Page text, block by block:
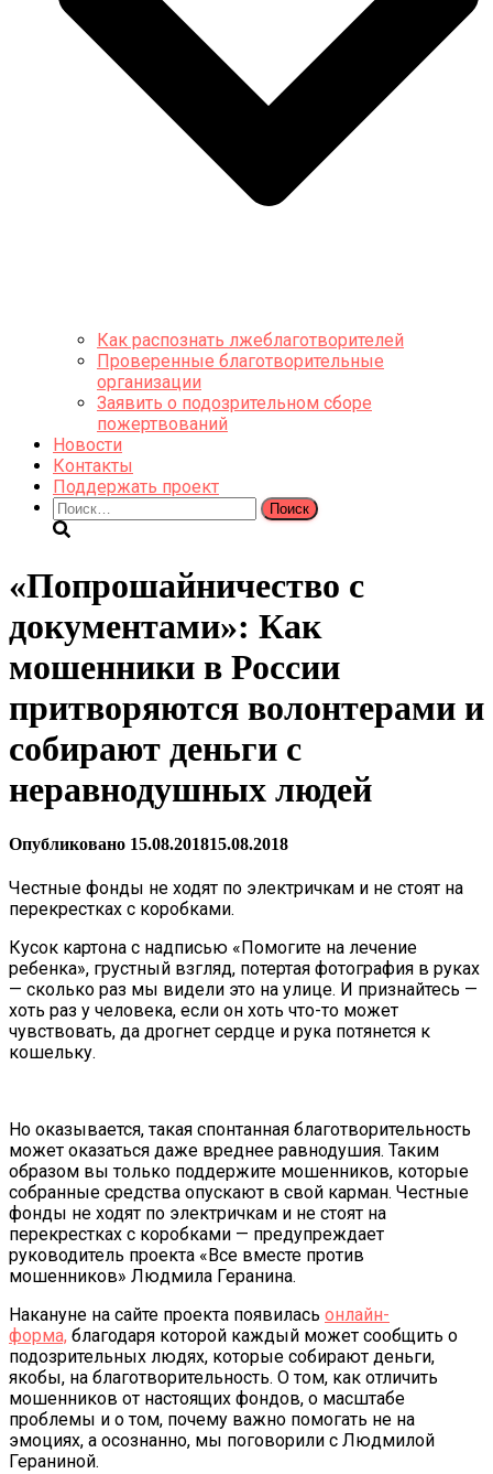
Как распознать лжеблаготворителей
Проверенные благотворительные
организации
Заявить о подозрительном сборе
пожертвований
Новости
Контакты
Поддержать проект
Найти:
«Попрошайничество с
документами»: Как
мошенники в России
притворяются волонтерами и
собирают деньги с
неравнодушных людей
Опубликовано 15.08.201815.08.2018
Честные фонды не ходят по электричкам и не стоят на
перекрестках с коробками.
Кусок картона с надписью «Помогите на лечение
ребенка», грустный взгляд, потертая фотография в руках
— сколько раз мы видели это на улице. И признайтесь —
хоть раз у человека, если он хоть что-то может
чувствовать, да дрогнет сердце и рука потянется к
кошельку.
Но оказывается, такая спонтанная благотворительность
может оказаться даже вреднее равнодушия. Таким
образом вы только поддержите мошенников, которые
собранные средства опускают в свой карман. Честные
фонды не ходят по электричкам и не стоят на
перекрестках с коробками — предупреждает
руководитель проекта «Все вместе против
мошенников» Людмила Геранина.
Накануне на сайте проекта появилась онлайн-
форма, благодаря которой каждый может сообщить о
подозрительных людях, которые собирают деньги,
якобы, на благотворительность. О том, как отличить
мошенников от настоящих фондов, о масштабе
проблемы и о том, почему важно помогать не на
эмоциях, а осознанно, мы поговорили с Людмилой
Гераниной.